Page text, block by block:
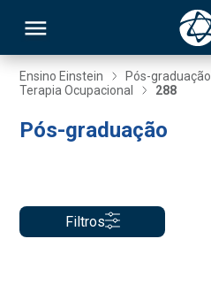
Ensino Einstein Pós-graduação
Terapia Ocupacional
288
Pós-graduação
Filtros